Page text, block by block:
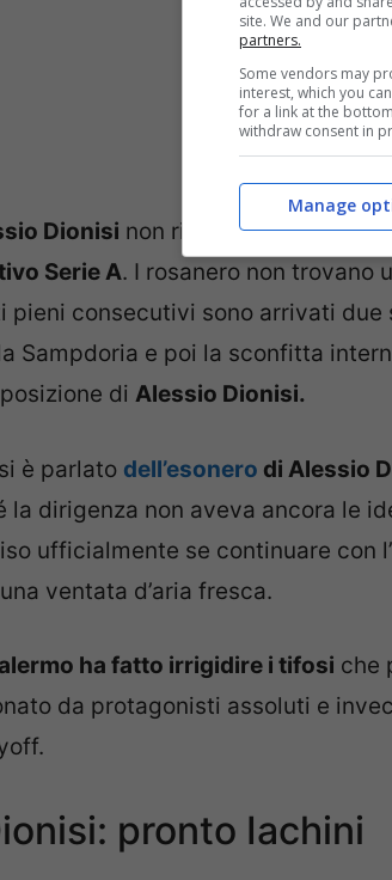
Dionisi non riesce più a
Serie A. I rosanero non trovano
pieni consecutivi sono arrivati due
Sampdoria e poi la sconfitta
di Alessio Dionisi.
è parlato dell’esonero di Alessio
la dirigenza non aveva ancora le
ufficialmente se continuare con
ventata d’aria fresca.
ha fatto irrigidire i tifosi che
da protagonisti assoluti e
pronto Iachini
site. We and our
partners.
Some vendors may
interest, which you
for a link at the
withdraw consent in
Manage